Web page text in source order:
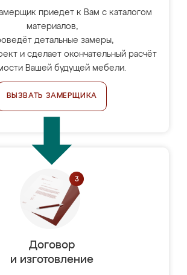
приедет к Вам с каталогом
материалов,
детальные замеры,
и сделает окончательный расчёт
Вашей будущей мебели.
ВЫЗВАТЬ ЗАМЕРЩИКА
Договор
и изготовление